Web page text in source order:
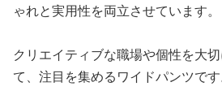
ゃれと実用性を両立させています。
クリエイティブな職場や個性を大
て、注目を集めるワイドパンツです